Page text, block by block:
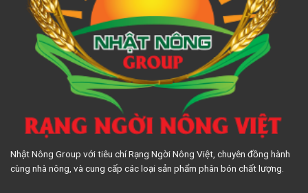
Nhật Nông Group với tiêu chí Rạng Ngời Nông Việt, chuyên đồng hành
cùng nhà nông, và cung cấp các loại sản phẩm phân bón chất lượng.